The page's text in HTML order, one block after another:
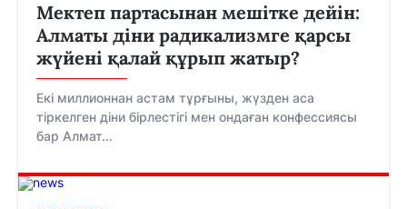
Мектеп партасынан мешітке дейін:
Алматы діни радикализмге қарсы
жүйені қалай құрып жатыр?
Екі миллионнан астам тұрғыны, жүзден аса
тіркелген діни бірлестігі мен ондаған конфессиясы
бар Алмат...